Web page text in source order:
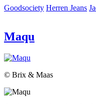
Goodsociety Herren Jeans
Maqu
© Brix & Maas